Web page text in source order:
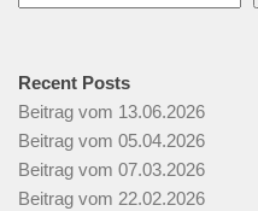
Recent Posts
Beitrag vom 13.06.2026
Beitrag vom 05.04.2026
Beitrag vom 07.03.2026
Beitrag vom 22.02.2026